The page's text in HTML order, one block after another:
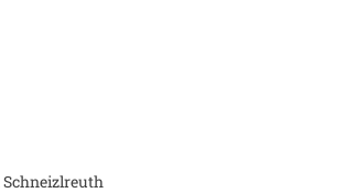
Schneizlreuth